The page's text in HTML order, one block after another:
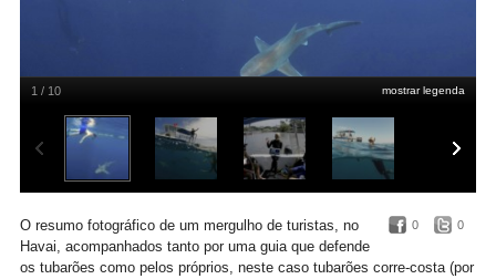
mostrar legenda
1 / 10
0 0
O resumo fotográfico de um mergulho de turistas, no
Havai, acompanhados tanto por uma guia que defende
os tubarões como pelos próprios, neste caso tubarões corre-costa (por